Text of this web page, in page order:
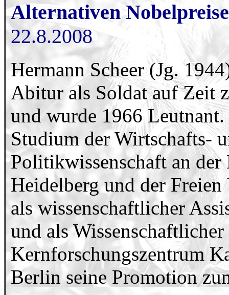
Alternativen
22.8.2008
Hermann Scheer (Jg.
Abitur als Soldat auf Zeit
und wurde 1966
Studium der Wirtschafts-
Politikwissenschaft an
Heidelberg und der
als wissenschaftlicher
und als
Kernforschungszentrum
Berlin seine Promotion